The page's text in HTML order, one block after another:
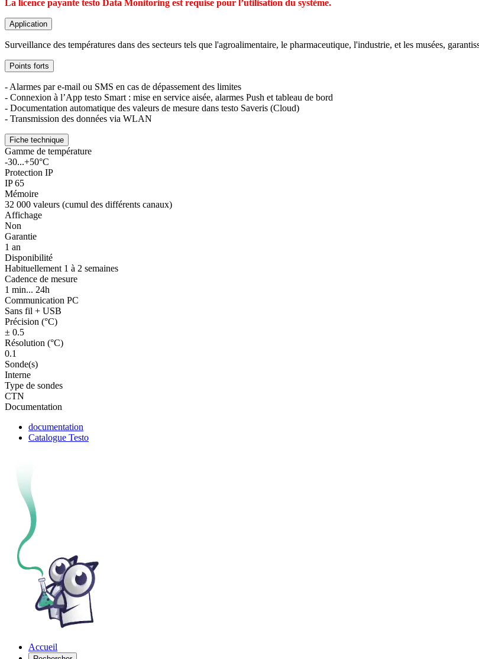
La licence payante testo Data Monitoring est requise pour l’utilisation du système.
Application
Surveillance des températures dans des secteurs tels que l'agroalimentaire, le pharmaceutique, l'industrie, et les musées,
Points forts
- Alarmes par e-mail ou SMS en cas de dépassement des limites
- Connexion à l’App testo Smart : mise en service aisée, alarmes Push et tableau de bord
- Documentation automatique des valeurs de mesure dans testo Saveris (Cloud)
- Transmission des données via WLAN
Fiche technique
Gamme de température
-30...+50°C
Protection IP
IP 65
Mémoire
32 000 valeurs (cumul des différents canaux)
Affichage
Non
Garantie
1 an
Disponibilité
Habituellement 1 à 2 semaines
Cadence de mesure
1 min... 24h
Communication PC
Sans fil + USB
Précision (°C)
± 0.5
Résolution (°C)
0.1
Sonde(s)
Interne
Type de sondes
CTN
Documentation
documentation
Catalogue Testo
Accueil